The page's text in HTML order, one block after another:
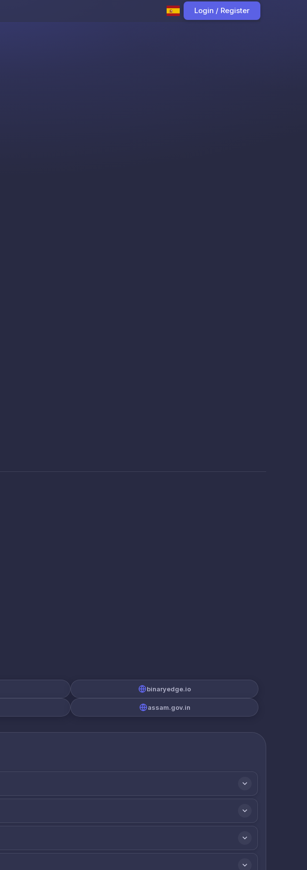
Login / Register
binaryedge.io
assam.gov.in